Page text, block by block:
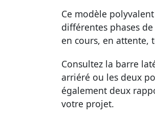
Ce modèle
différentes phases
en cours, en attente,
Consultez la barre
arriéré ou les deux
également deux
votre projet.